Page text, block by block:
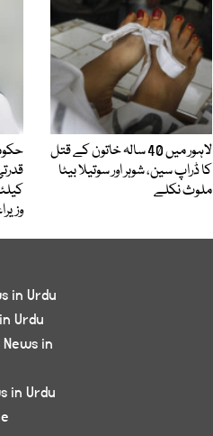
لاہور میں 40 سالہ خاتون کے قتل
کا ڈراپ سین، شوہر اور سوتیلا بیٹا
ملوث نکلے
in Urdu
Urdu
in
in Urdu